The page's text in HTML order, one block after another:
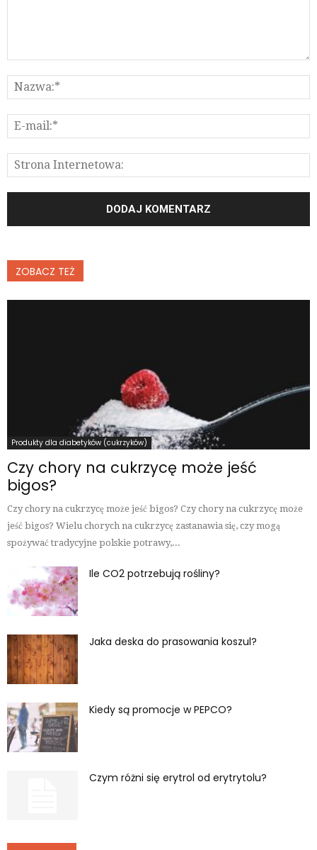
ZOBACZ TEŻ
Produkty dla diabetyków (cukrzyków)
Czy chory na cukrzycę może jeść
bigos?
Czy chory na cukrzycę może jeść bigos? Czy chory na cukrzycę może
jeść bigos? Wielu chorych na cukrzycę zastanawia się, czy mogą
spożywać tradycyjne polskie potrawy,...
Ile CO2 potrzebują rośliny?
Jaka deska do prasowania koszul?
Kiedy są promocje w PEPCO?
Czym różni się erytrol od erytrytolu?